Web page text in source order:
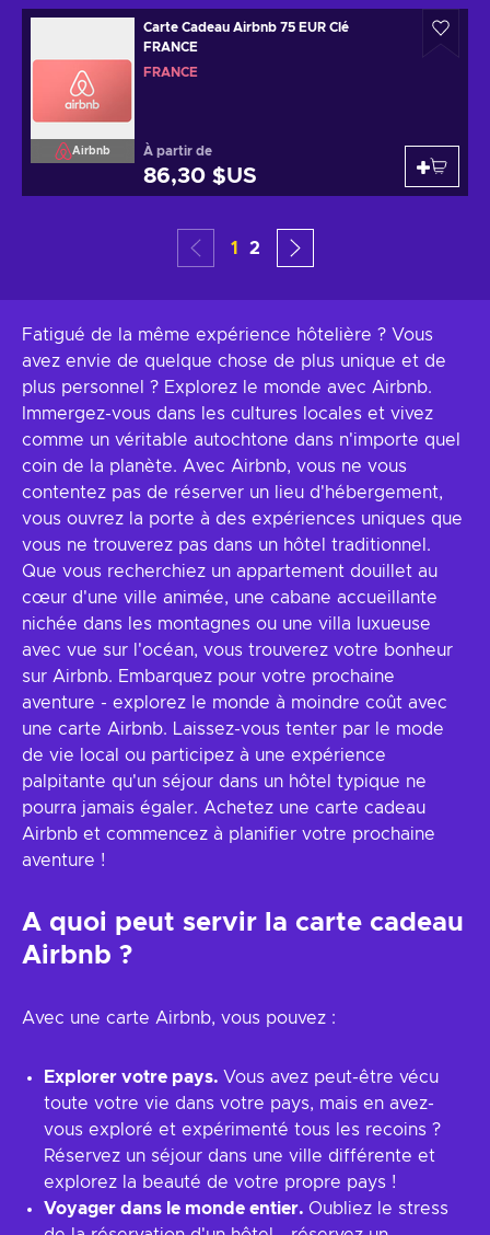
Airbnb
Carte Cadeau Airbnb 75 EUR Clé
FRANCE
FRANCE
À partir de
86,30 $US
1 2
Fatigué de la même expérience hôtelière ? Vous
avez envie de quelque chose de plus unique et de
plus personnel ? Explorez le monde avec Airbnb.
Immergez-vous dans les cultures locales et vivez
comme un véritable autochtone dans n'importe quel
coin de la planète. Avec Airbnb, vous ne vous
contentez pas de réserver un lieu d'hébergement,
vous ouvrez la porte à des expériences uniques que
vous ne trouverez pas dans un hôtel traditionnel.
Que vous recherchiez un appartement douillet au
cœur d'une ville animée, une cabane accueillante
nichée dans les montagnes ou une villa luxueuse
avec vue sur l'océan, vous trouverez votre bonheur
sur Airbnb. Embarquez pour votre prochaine
aventure - explorez le monde à moindre coût avec
une carte Airbnb. Laissez-vous tenter par le mode
de vie local ou participez à une expérience
palpitante qu'un séjour dans un hôtel typique ne
pourra jamais égaler. Achetez une carte cadeau
Airbnb et commencez à planifier votre prochaine
aventure !
A quoi peut servir la carte cadeau
Airbnb ?
Avec une carte Airbnb, vous pouvez :
Explorer votre pays. Vous avez peut-être vécu
toute votre vie dans votre pays, mais en avez-
vous exploré et expérimenté tous les recoins ?
Réservez un séjour dans une ville différente et
explorez la beauté de votre propre pays !
Voyager dans le monde entier. Oubliez le stress